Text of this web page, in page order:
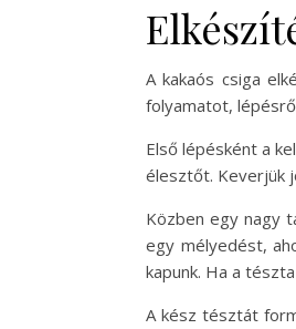
A kakaós csiga
folyamatot,
Első lépésként a
élesztőt. Keverjük
Közben egy nagy
egy mélyedést,
kapunk. Ha a
A kész tésztát